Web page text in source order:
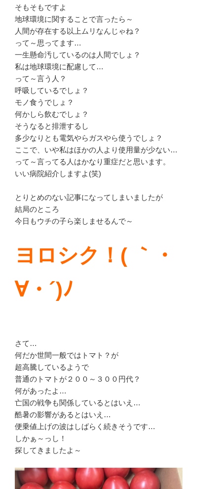
そもそもですよ
地球環境に関することで言ったら～
人間が存在する以上ムリなんじゃね？
って～思ってます…
一生懸命汚しているのは人間でしょ？
私は地球環境に配慮して…
って～言う人？
呼吸しているでしょ？
モノ食うでしょ？
何かしら飲むでしょ？
そうなると排泄するし
多少なりとも電気やらガスやら使うでしょ？
ここで、いや私はほかの人より使用量が少ない…
って～言ってる人はかなり重症だと思います。
いい病院紹介しますよ(笑)
とりとめのない記事になってしまいましたが
結局のところ
今日もウチの子ら楽しませるんで～
ヨロシク！( ｀・
∀・´)ﾉ
さて…
何だか世間一般ではトマト？が
超高騰しているようで
普通のトマトが２００～３００円代？
何があったよ…
亡国の戦争も関係しているとはいえ…
酷暑の影響があるとはいえ…
便乗値上げの波はしばらく続きそうです…
しかぁ～っし！
探してきましたよ～